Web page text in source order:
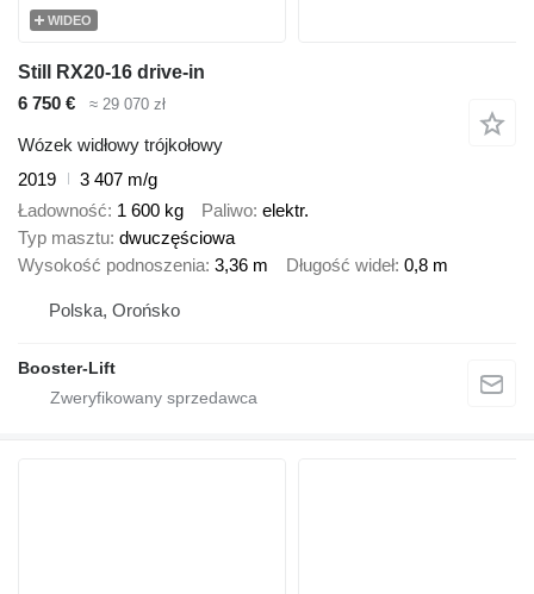
WIDEO
Still RX20-16 drive-in
6 750 €
≈ 29 070 zł
Wózek widłowy trójkołowy
2019
3 407 m/g
Ładowność 1 600 kg Paliwo elektr.
Typ masztu dwuczęściowa
Wysokość podnoszenia 3,36 m Długość wideł 0,8 m
Polska, Orońsko
Booster-Lift